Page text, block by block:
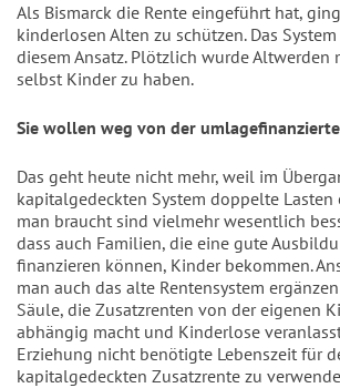
Als Bismarck die Rente eingeführt hat,
kinderlosen Alten zu schützen. Das
diesem Ansatz. Plötzlich wurde Altwerden
selbst Kinder zu haben.
Sie wollen weg von der
Das geht heute nicht mehr, weil im
kapitalgedeckten System doppelte Lasten
man braucht sind vielmehr wesentlich
dass auch Familien, die eine gute
finanzieren können, Kinder bekommen.
man auch das alte Rentensystem
Säule, die Zusatzrenten von der eigenen
abhängig macht und Kinderlose
Erziehung nicht benötigte Lebenszeit für
kapitalgedeckten Zusatzrente zu